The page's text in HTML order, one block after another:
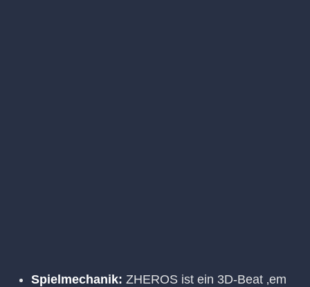
Spielmechanik: ZHEROS ist ein 3D-Beat ‚em